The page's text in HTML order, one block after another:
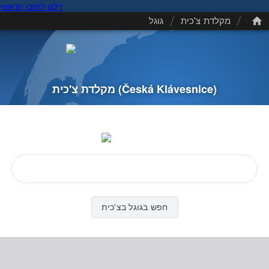
דלגו לתוכן הראשי
/ מקלדת צ'כית / גוגל
מקלדת צ'כית (Česká Klávesnice)
חפש בגוגל בצ'כית